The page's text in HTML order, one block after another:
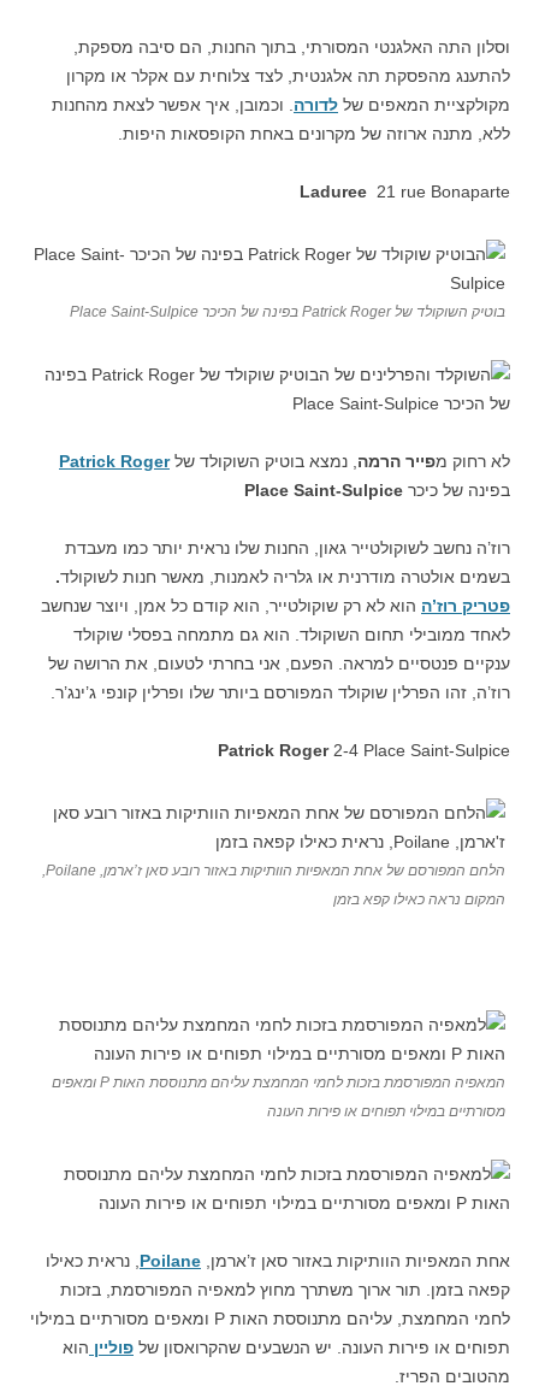
וסלון התה האלגנטי המסורתי, בתוך החנות, הם סיבה מספקת,
להתענג מהפסקת תה אלגנטית, לצד צלוחית עם אקלר או מקרון
מקולקציית המאפים של לדורה . וכמובן, איך אפשר לצאת מהחנות
ללא, מתנה ארוזה של מקרונים באחת הקופסאות היפות.
Laduree 21 rue Bonaparte
בוטיק השוקולד של Patrick Roger בפינה של הכיכר Place Saint-Sulpice
לא רחוק מפייר הרמה , נמצא בוטיק השוקולד שלPatrick Roger
בפינה של כיכר Place Saint-Sulpice
רוז’ה נחשב לשוקולטייר גאון, החנות שלו נראית יותר כמו מעבדת
בשמים אולטרה מודרנית או גלריה לאמנות, מאשר חנות לשוקולד.
פטריק רוז’ה הוא לא רק שוקולטייר, הוא קודם כל אמן, ויוצר שנחשב
לאחד ממובילי תחום השוקולד. הוא גם מתמחה בפסלי שוקולד
ענקיים פנטסיים למראה. הפעם, אני בחרתי לטעום, את הרושה של
רוז’ה, זהו הפרלין שוקולד המפורסם ביותר שלו ופרלין קונפי ג’ינג’ר.
Patrick Roger 2-4 Place Saint-Sulpice
המקום נראה כאילו קפא בזמן
המאפיה המפורסמת בזכות לחמי המחמצת עליהם מתנוססת האות P ומאפים
מסורתיים במילוי תפוחים או פירות העונה
אחת המאפיות הוותיקות באזור סאן ז’ארמן, Poilane , נראית כאילו
קפאה בזמן. תור ארוך משתרך מחוץ למאפיה המפורסמת, בזכות
לחמי המחמצת, עליהם מתנוססת האות P ומאפים מסורתיים במילוי
תפוחים או פירות העונה. יש הנשבעים שהקרואסון של פוליין הוא
מהטובים הפריז.